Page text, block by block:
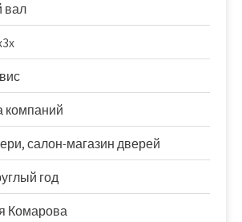
вал
компаний
салон-магазин дверей
год
Комарова